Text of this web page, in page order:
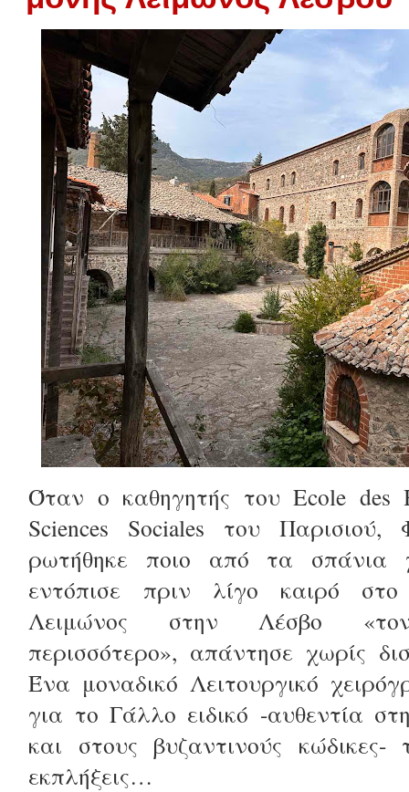
Όταν ο καθηγητής του Ecole des
Sciences Sociales του Παρισιού,
ρωτήθηκε ποιο από τα σπάνια
εντόπισε πριν λίγο καιρό
Λειμώνος στην Λέσβο
περισσότερο», απάντησε χωρίς
Ένα μοναδικό Λειτουργικό
για το Γάλλο ειδικό -αυθεντία
και στους βυζαντινούς κώδικες-
εκπλήξεις…